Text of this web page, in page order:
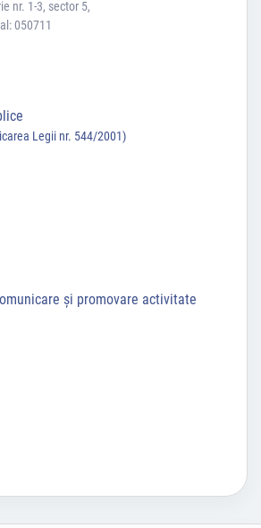
nr. 1-3, sector 5,
050711
Legii nr. 544/2001)
și promovare activitate